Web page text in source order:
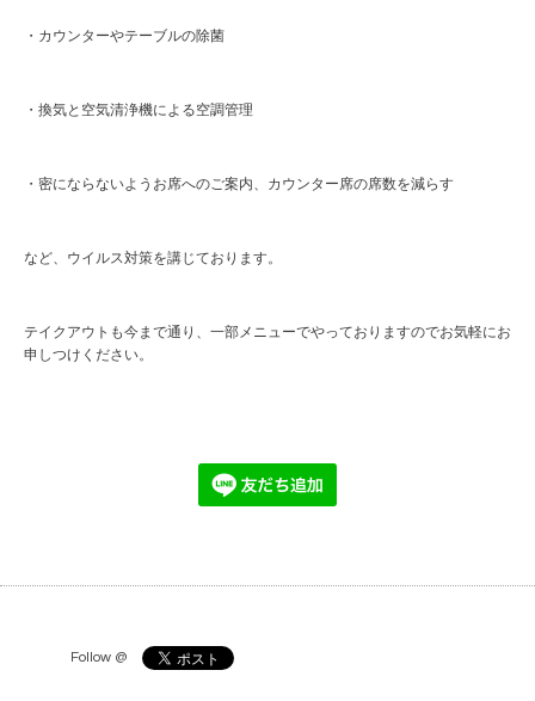
・カウンターやテーブルの除菌
・換気と空気清浄機による空調管理
・密にならないようお席へのご案内、カウンター席の席数を減らす
など、ウイルス対策を講じております。
テイクアウトも今まで通り、一部メニューでやっておりますのでお気軽にお
申しつけください。
Follow @